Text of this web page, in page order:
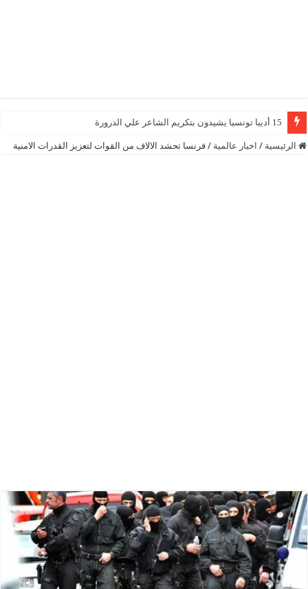
15 أديبا تونسيا يشيدون بتكريم الشاعر علي الدرورة15 أديبا تونسيا يشيدون بتكريم الشاعر علي الدرورة
الرئيسية / اخبار عالمية / فرنسا تحشد الالاف من القوات لتعزيز القدرات الامنية